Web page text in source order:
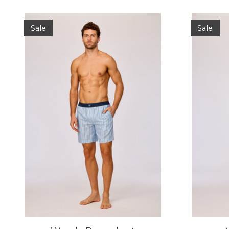
Items van productcarrousel
Sale Sale